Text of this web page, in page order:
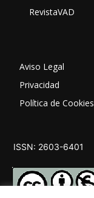
RevistaVAD
Aviso Legal
Privacidad
Política de Cookies
ISSN: 2603-6401